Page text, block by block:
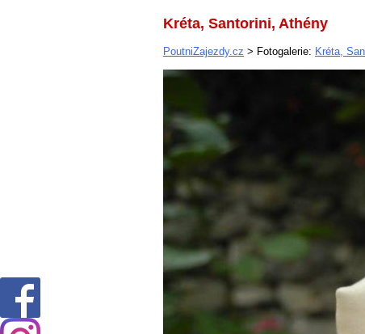
Kréta, Santorini, Athény
PoutniZajezdy.cz > Fotogalerie: Kréta,